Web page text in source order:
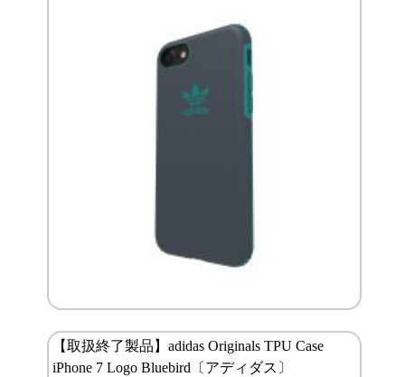
【取扱終了製品】adidas Originals TPU Case
iPhone 7 Logo Bluebird〔アディダス〕